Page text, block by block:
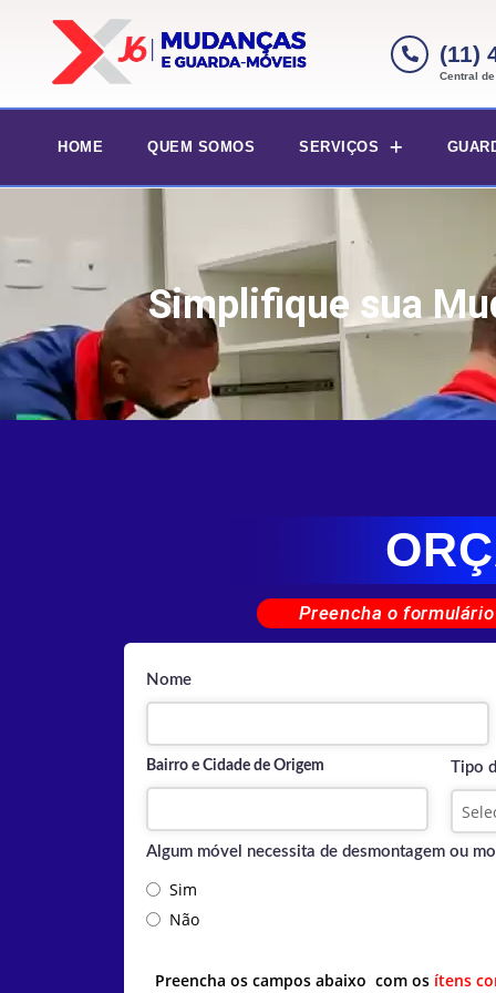
(11)
Central
HOME QUEM SOMOS SERVIÇOS
Simplifique sua
Preencha o
Nome
Bairro e Cidade de Origem Tipo
Algum móvel necessita de desmontagem ou
Sim
Não
Preencha os campos abaixo com os ítens